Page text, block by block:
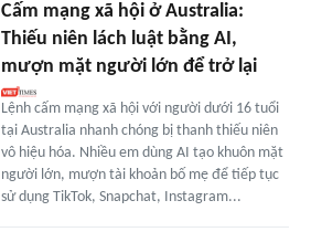
Cấm mạng xã hội ở Australia:
Thiếu niên lách luật bằng AI,
mượn mặt người lớn để trở lại
Lệnh cấm mạng xã hội với người dưới 16 tuổi
tại Australia nhanh chóng bị thanh thiếu niên
vô hiệu hóa. Nhiều em dùng AI tạo khuôn mặt
người lớn, mượn tài khoản bố mẹ để tiếp tục
sử dụng TikTok, Snapchat, Instagram...